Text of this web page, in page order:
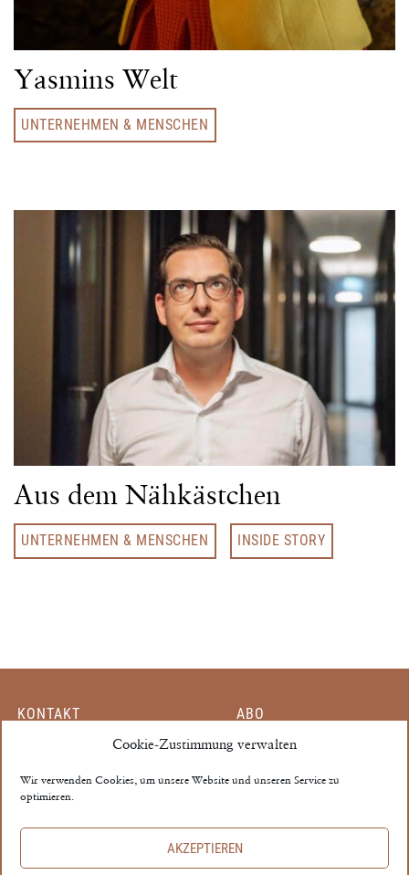
Cookie-Zustimmung verwalten
Wir verwenden Cookies, um unsere Website und unseren Service zu
optimieren.
AKZEPTIEREN
Yasmins Welt
UNTERNEHMEN & MENSCHEN
Aus dem Nähkästchen
UNTERNEHMEN & MENSCHEN INSIDE STORY
KONTAKT
PARTNER
MEDIADATEN
ABO
EINZELHEFT
MEIN KONTO
IMPRESSUM